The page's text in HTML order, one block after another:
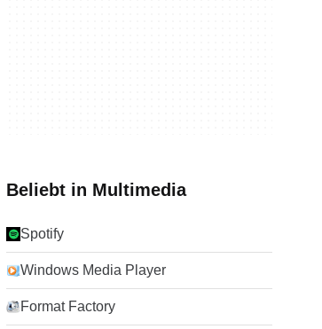
Beliebt in Multimedia
Spotify
Windows Media Player
Format Factory